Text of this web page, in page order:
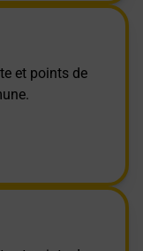
et points de